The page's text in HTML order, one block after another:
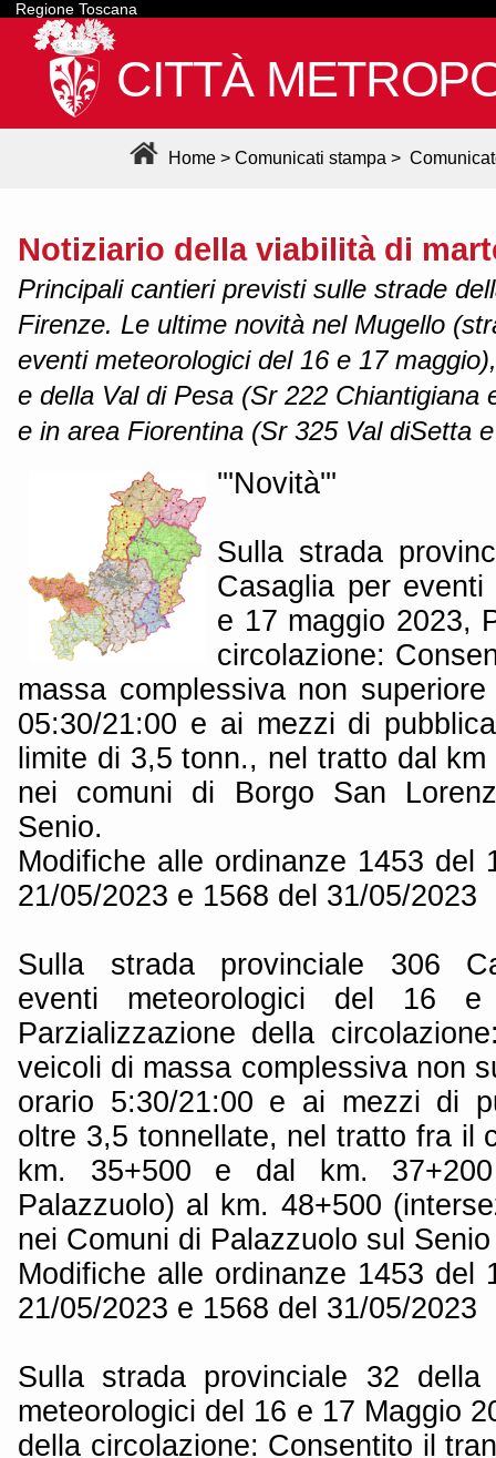
Regione Toscana
CITTÀ
Home > Comunicati stampa >
Notiziario della viabilità di
Principali cantieri previsti sulle strade
Firenze. Le ultime novità nel Mugello
eventi meteorologici del 16 e 17
e della Val di Pesa (Sr 222 Chiantigiana
e in area Fiorentina (Sr 325 Val diSetta
'''Novità'''
Sulla strada
Casaglia per
e 17 maggio 2023,
circolazione:
massa complessiva non
05:30/21:00 e ai mezzi di
limite di 3,5 tonn., nel tratto dal
nei comuni di Borgo San
Senio.
Modifiche alle ordinanze 1453 del
21/05/2023 e 1568 del 31/05/2023
Sulla strada provinciale 306
eventi meteorologici del 16
Parzializzazione della
veicoli di massa complessiva non
orario 5:30/21:00 e ai mezzi di
oltre 3,5 tonnellate, nel tratto fra il
km. 35+500 e dal km.
Palazzuolo) al km. 48+500
nei Comuni di Palazzuolo sul
Modifiche alle ordinanze 1453 del
21/05/2023 e 1568 del 31/05/2023
Sulla strada provinciale 32
meteorologici del 16 e 17 Maggio
della circolazione: Consentito il